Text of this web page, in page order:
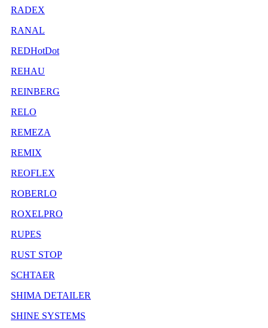
RADEX
RANAL
REDHotDot
REHAU
REINBERG
RELO
REMEZA
REMIX
REOFLEX
ROBERLO
ROXELPRO
RUPES
RUST STOP
SCHTAER
SHIMA DETAILER
SHINE SYSTEMS